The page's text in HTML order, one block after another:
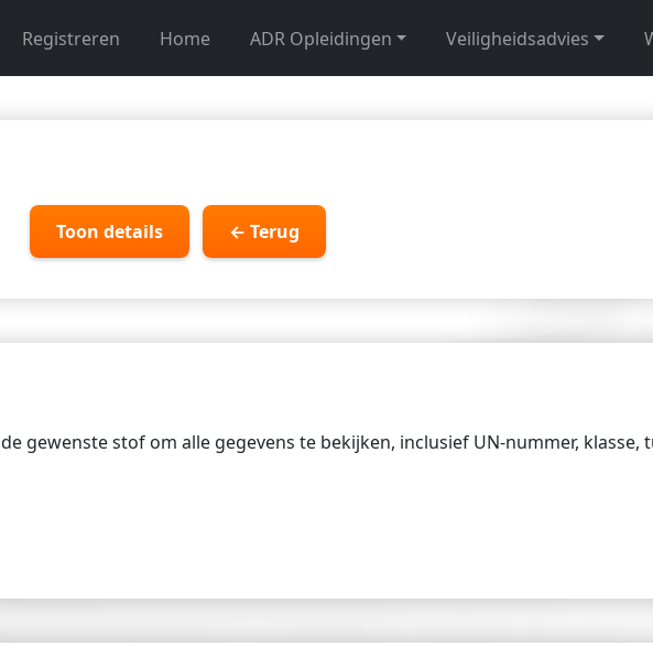
Registreren Home ADR Opleidingen Veiligheidsadvies
Toon details ← Terug
gewenste stof om alle gegevens te bekijken, inclusief UN-nummer, klasse,